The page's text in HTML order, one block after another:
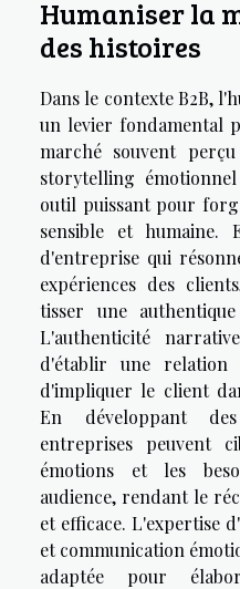
Humaniser la
des histoires
Dans le contexte B2B,
un levier fondamental
marché souvent
storytelling
outil puissant pour
sensible et humaine.
d'entreprise qui
expériences des
tisser une
L'authenticité
d'établir une relation
d'impliquer le client
En développant
entreprises peuvent
émotions et les
audience, rendant le
et efficace. L'expertise
et communication
adaptée pour